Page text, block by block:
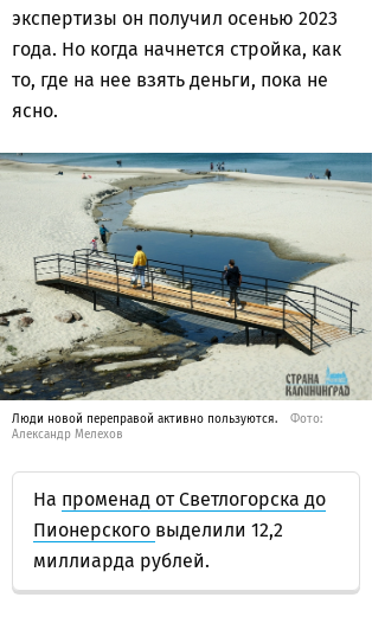
экспертизы он получил осенью 2023
года. Но когда начнется стройка, как
то, где на нее взять деньги, пока не
ясно.
Люди новой переправой активно пользуются.
Фото:
Александр Мелехов
На променад от Светлогорска до
Пионерского выделили 12,2
миллиарда рублей.